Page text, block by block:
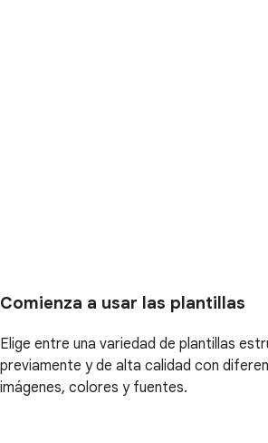
Comienza a usar las plantillas
Elige entre una variedad de plantillas
previamente y de alta calidad con
imágenes, colores y fuentes.